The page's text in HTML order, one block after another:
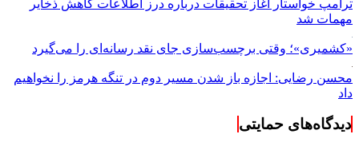
ترامپ خواستار آغاز تحقیقات درباره درز اطلاعات کاهش ذخایر
مهمات شد
«کشمیری»؛ وقتی برچسب‌سازی جای نقد رسانه‌ای را می‌گیرد
محسن رضایی: اجازه باز شدن مسیر دوم در تنگه هرمز را نخواهیم
داد
دیدگاه‌های حمایتی